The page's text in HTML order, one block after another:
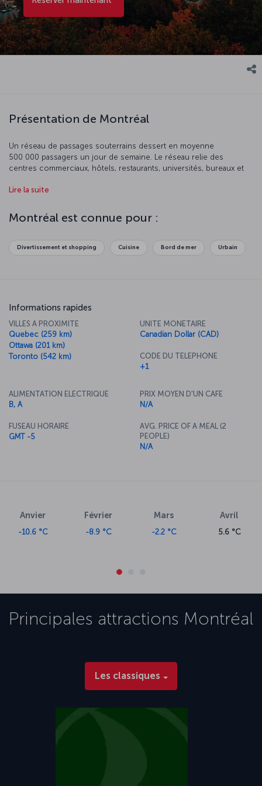
Présentation de Montréal
Un réseau de passages souterrains dessert en moyenne
500 000 passagers un jour de semaine. Le réseau relie des
centres commerciaux, hôtels, restaurants, universités, bureaux et
maritime reliant Montréal à l'Atlantique, est doté d'un port maritime.
de tous les âges.
Lire la suite
Montréal est connue pour :
Divertissement et shopping Cuisine Bord de mer Urbain
Informations rapides
VILLES A PROXIMITE
Quebec (259 km)
Ottawa (201 km)
Toronto (542 km)
UNITE MONETAIRE
Canadian Dollar (CAD)
CODE DU TELEPHONE
+1
ALIMENTATION ELECTRIQUE
B, A
FUSEAU HORAIRE
GMT -5
PRIX MOYEN D'UN CAFE
N/A
AVG. PRICE OF A MEAL (2
PEOPLE)
N/A
Anvier
-10.6 °C
Février
-8.9 °C
Mars
-2.2 °C
Avril
5.6 °C
Principales attractions Montréal
Les classiques